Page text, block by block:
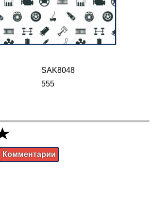
SAK8048
555
Комментарии